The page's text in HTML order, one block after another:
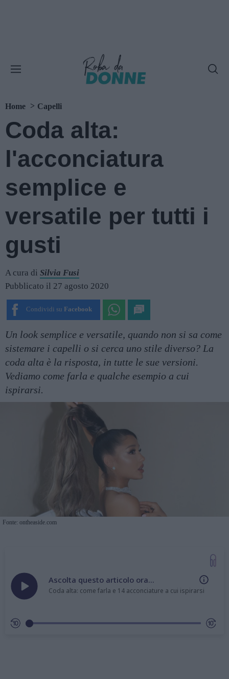
Home Capelli
Coda alta:
l'acconciatura
semplice e
versatile per tutti i
gusti
A cura di Silvia Fusi
Pubblicato il 27 agosto 2020
Condividi su Facebook
Un look semplice e versatile, quando non si sa come
sistemare i capelli o si cerca uno stile diverso? La
coda alta è la risposta, in tutte le sue versioni.
Vediamo come farla e qualche esempio a cui
ispirarsi.
Fonte: ontheaside.com
Ascolta questo articolo ora...
Coda alta: come farla e 14 acconciature a cui ispirarsi